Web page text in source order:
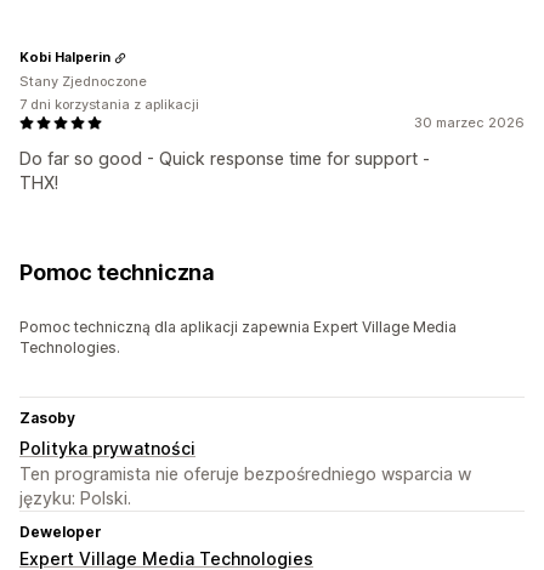
30 marzec 2026
Do far so good - Quick response time for support -
THX!
Kobi Halperin
Stany Zjednoczone
7 dni korzystania z aplikacji
Pomoc techniczna
Pomoc techniczną dla aplikacji zapewnia Expert Village Media
Technologies.
Zasoby
Polityka prywatności
Ten programista nie oferuje bezpośredniego wsparcia w
języku: Polski.
Deweloper
Expert Village Media Technologies